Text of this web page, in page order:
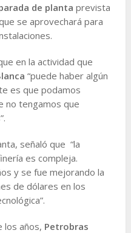
de planta prevista
se aprovechará para
en la actividad que
“puede haber algún
es que podamos
no tengamos que
señaló que “la
es compleja.
y se fue mejorando la
de dólares en los
los años, Petrobras